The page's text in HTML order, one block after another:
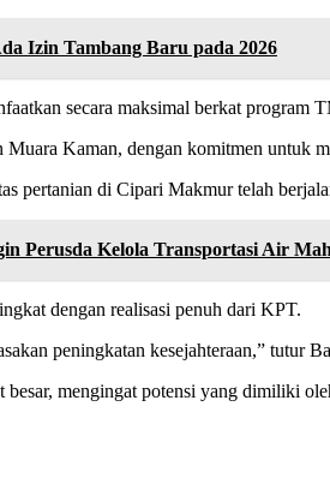
Izin Tambang Baru pada 2026
secara maksimal berkat program
Kaman, dengan komitmen untuk
pertanian di Cipari Makmur telah
Perusda Kelola Transportasi Air
dengan realisasi penuh dari KPT.
peningkatan kesejahteraan,” tutur
besar, mengingat potensi yang dimiliki